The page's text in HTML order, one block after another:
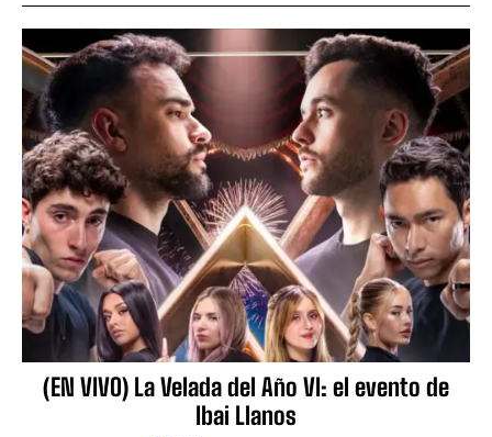
(EN VIVO) La Velada del Año VI: el evento de
Ibai Llanos